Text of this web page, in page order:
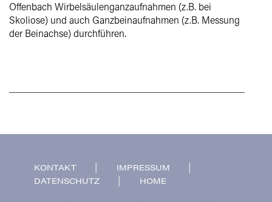
Offenbach Wirbelsäulenganzaufnahmen (z.B. bei
Skoliose) und auch Ganzbeinaufnahmen (z.B. Messung
der Beinachse) durchführen.
KONTAKT
IMPRESSUM
DATENSCHUTZ
HOME